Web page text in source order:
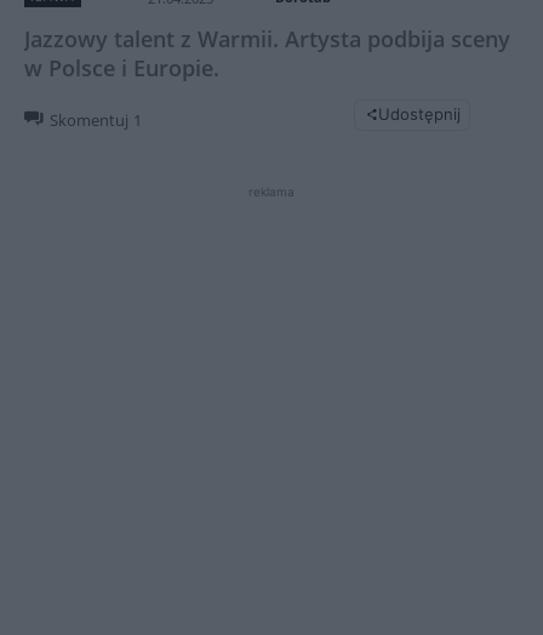
Jazzowy talent z Warmii. Artysta podbija sceny
w Polsce i Europie.
Skomentuj 1 Udostępnij
reklama